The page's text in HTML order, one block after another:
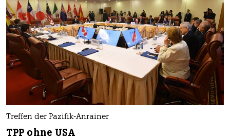
Treffen der Pazifik-Anrainer
TPP ohne USA